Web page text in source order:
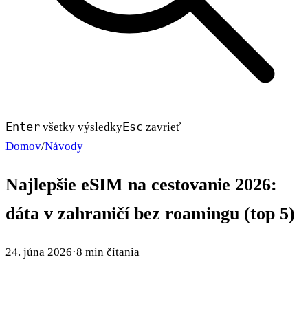
Enter všetky výsledkyEsc zavrieť
Domov/Návody
Najlepšie eSIM na cestovanie 2026:
dáta v zahraničí bez roamingu (top 5)
24. júna 2026·8 min čítania